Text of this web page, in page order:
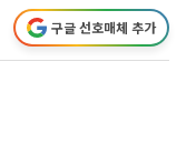
구글 선호매체 추가